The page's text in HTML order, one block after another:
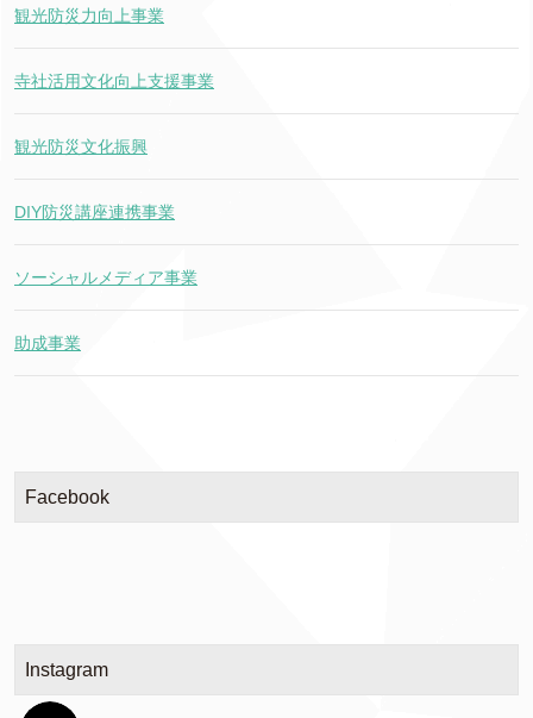
観光防災力向上事業
寺社活用文化向上支援事業
観光防災文化振興
DIY防災講座連携事業
ソーシャルメディア事業
助成事業
Facebook
Instagram